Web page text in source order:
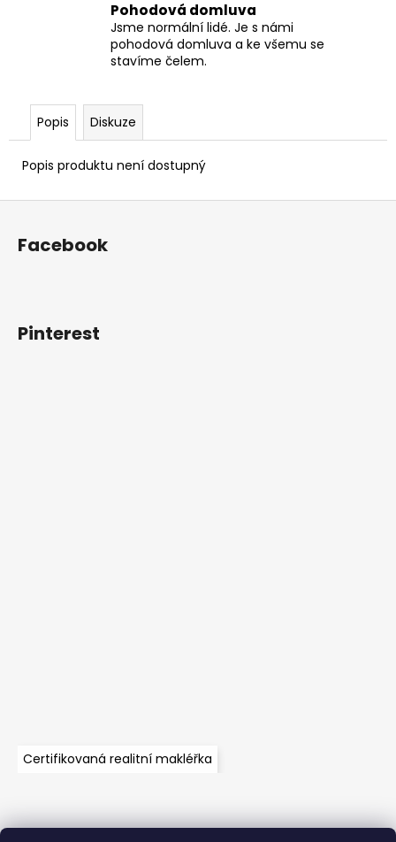
Pohodová domluva
Jsme normální lidé. Je s námi
pohodová domluva a ke všemu se
stavíme čelem.
Popis Diskuze
Popis produktu není dostupný
Facebook
Pinterest
Certifikovaná realitní makléřka